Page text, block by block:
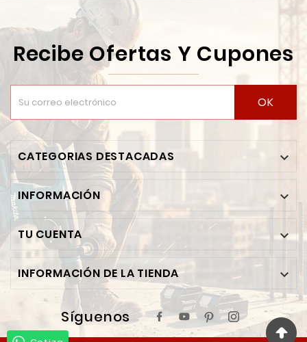
Recibe Ofertas Y Cupones
OK
CATEGORIAS DESTACADAS 
INFORMACIÓN 
TU CUENTA 
INFORMACIÓN DE LA TIENDA 
Síguenos